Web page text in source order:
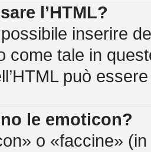
l’HTML?
inserire
come tale in
può
le emoticon?
o «faccine»